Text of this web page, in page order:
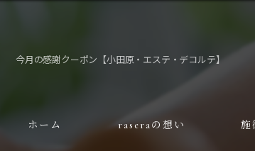
今月の感謝クーポン【小田原・エステ・デコルテ】
ホーム raseraの想い 施